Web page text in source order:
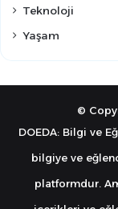
Teknoloji
Yaşam
©
DOEDA: Bilgi ve
bilgiye ve
platformdur.